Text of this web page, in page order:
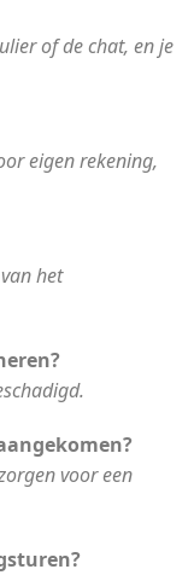
of de chat, en je
eigen rekening,
het
voor een